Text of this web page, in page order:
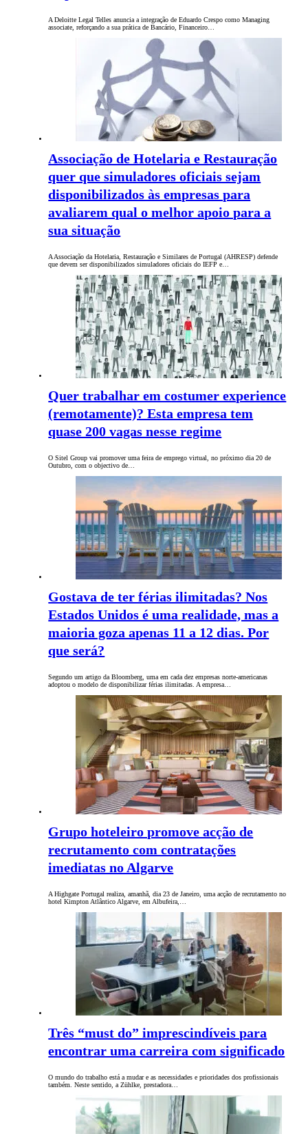
A Deloitte Legal Telles anuncia a integração de Eduardo Crespo como Managing
associate, reforçando a sua prática de Bancário, Financeiro…
Associação de Hotelaria e Restauração
quer que simuladores oficiais sejam
disponibilizados às empresas para
avaliarem qual o melhor apoio para a
sua situação
A Associação da Hotelaria, Restauração e Similares de Portugal (AHRESP) defende
que devem ser disponibilizados simuladores oficiais do IEFP e…
Quer trabalhar em costumer experience
(remotamente)? Esta empresa tem
quase 200 vagas nesse regime
O Sitel Group vai promover uma feira de emprego virtual, no próximo dia 20 de
Outubro, com o objectivo de…
Gostava de ter férias ilimitadas? Nos
Estados Unidos é uma realidade, mas a
maioria goza apenas 11 a 12 dias. Por
que será?
Segundo um artigo da Bloomberg, uma em cada dez empresas norte-americanas
adoptou o modelo de disponibilizar férias ilimitadas. A empresa…
Grupo hoteleiro promove acção de
recrutamento com contratações
imediatas no Algarve
A Highgate Portugal realiza, amanhã, dia 23 de Janeiro, uma acção de recrutamento no
hotel Kimpton Atlântico Algarve, em Albufeira,…
Três “must do” imprescindíveis para
encontrar uma carreira com significado
O mundo do trabalho está a mudar e as necessidades e prioridades dos profissionais
também. Neste sentido, a Zühlke, prestadora…